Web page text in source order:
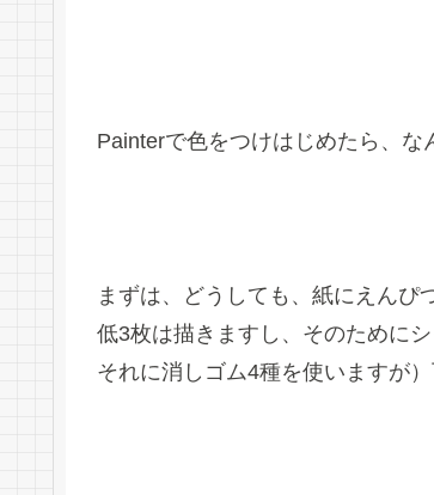
Painterで色をつけはじめたら、な
まずは、どうしても、紙にえんぴ
低3枚は描きますし、そのために
それに消しゴム4種を使いますが